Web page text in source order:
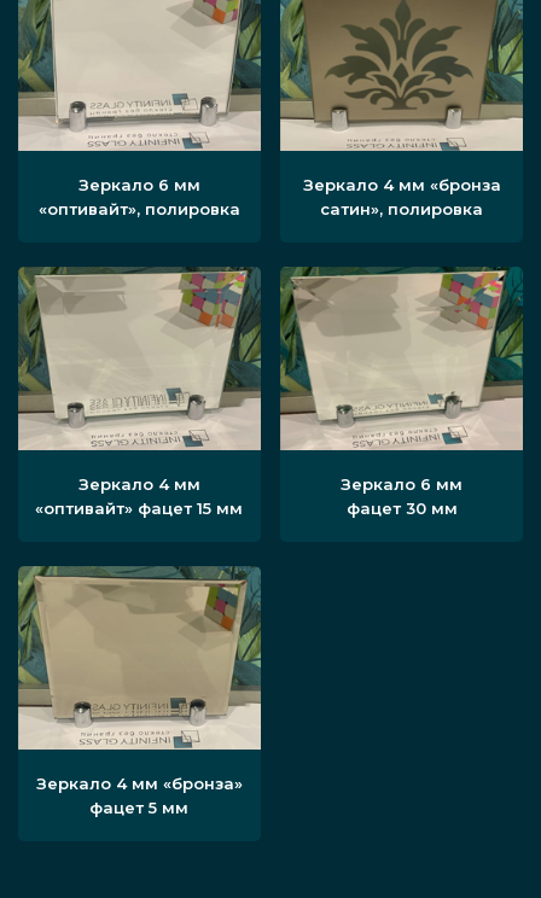
Зеркало 6 мм
«оптивайт», полировка
Зеркало 4 мм «бронза
сатин», полировка
Зеркало 4 мм
«оптивайт» фацет 15 мм
Зеркало 6 мм
фацет 30 мм
Зеркало 4 мм «бронза»
фацет 5 мм